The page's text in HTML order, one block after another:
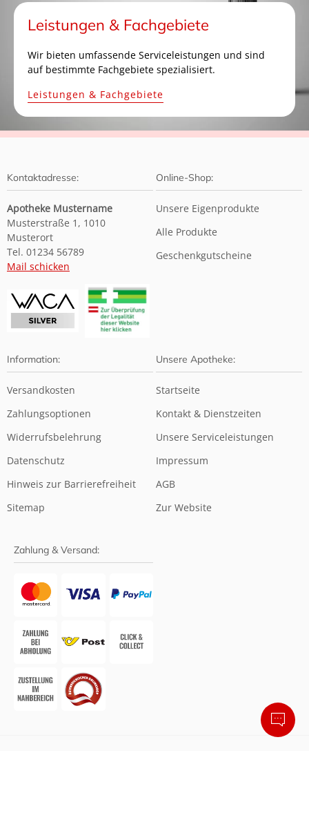
Leistungen & Fachgebiete
Wir bieten umfassende Serviceleistungen und sind
auf bestimmte Fachgebiete spezialisiert.
Leistungen & Fachgebiete
Kontaktadresse:
Apotheke Mustername
Musterstraße 1, 1010
Musterort
Tel. 01234 56789
Mail schicken
Online-Shop:
Unsere Eigenprodukte
Alle Produkte
Geschenkgutscheine
Information:
Versandkosten
Zahlungsoptionen
Widerrufsbelehrung
Datenschutz
Hinweis zur Barrierefreiheit
Sitemap
Unsere Apotheke:
Startseite
Kontakt & Dienstzeiten
Unsere Serviceleistungen
Impressum
AGB
Zur Website
Zahlung & Versand: